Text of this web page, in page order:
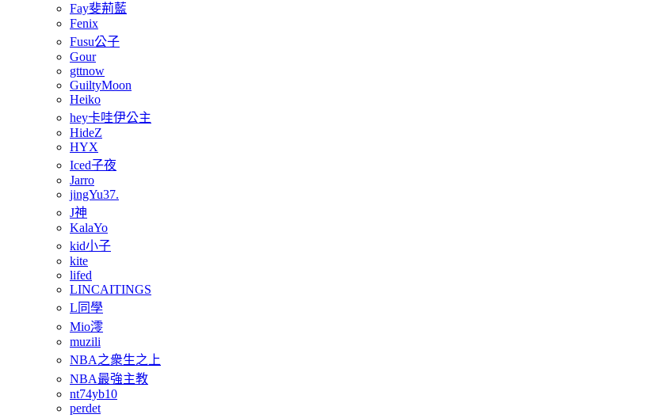
Fay斐荊藍
Fenix
Fusu公子
Gour
gttnow
GuiltyMoon
Heiko
hey卡哇伊公主
HideZ
HYX
Iced子夜
Jarro
jingYu37.
J神
KalaYo
kid小子
kite
lifed
LINCAITINGS
L同學
Mio澪
muzili
NBA之衆生之上
NBA最強主教
nt74yb10
perdet